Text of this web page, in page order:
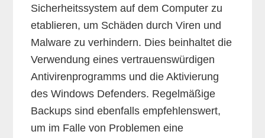
Sicherheitssystem auf dem Computer zu
etablieren, um Schäden durch Viren und
Malware zu verhindern. Dies beinhaltet die
Verwendung eines vertrauenswürdigen
Antivirenprogramms und die Aktivierung
des Windows Defenders. Regelmäßige
Backups sind ebenfalls empfehlenswert,
um im Falle von Problemen eine